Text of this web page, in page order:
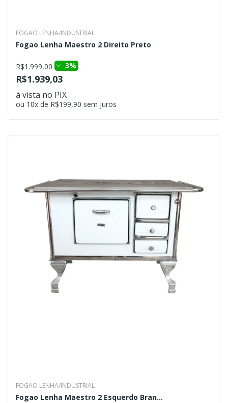
FOGAO LENHA/INDUSTRIAL
Fogao Lenha Maestro 2 Direito Preto
R$1.999,00 3%
R$1.939,03
à vista no PIX
ou 10x de R$199,90 sem juros
FOGAO LENHA/INDUSTRIAL
Fogao Lenha Maestro 2 Esquerdo Bran...